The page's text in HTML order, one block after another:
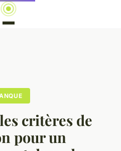
critères de
pour un